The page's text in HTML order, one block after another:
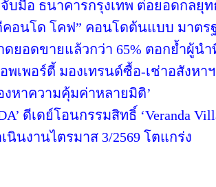
บมือ ธนาคารกรุงเทพ ต่อยอดกลยุ
คอนโด โคฟ” คอนโดต้นแบบ มาต
ดยอดขายแล้วกว่า 65% ตอกย้ำผู้น
พเพอร์ตี้ มองเทรนด์ซื้อ-เช่าอสังหา
หาความคุ้มค่าหลายมิติ’
ดีเดย์โอนกรรมสิทธิ์ ‘Veranda
นินงานไตรมาส 3/2569 โตแกร่ง